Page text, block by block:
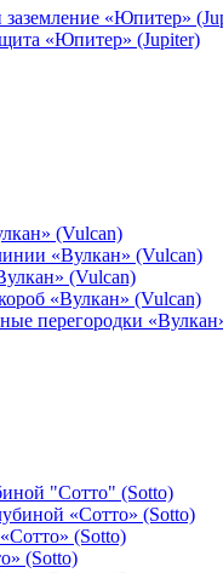
«Юпитер»
«Юпитер» (Jupiter)
(Vulcan)
«Вулкан» (Vulcan)
(Vulcan)
«Вулкан» (Vulcan)
перегородки
"Сотто" (Sotto)
«Сотто» (Sotto)
(Sotto)
(Sotto)